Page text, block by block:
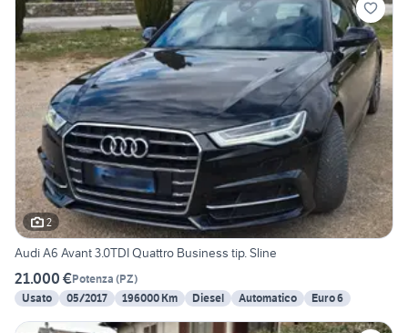
2
Audi A6 Avant 3.0TDI Quattro Business tip. Sline
21.000 €Potenza (PZ)
Usato
05/2017 196000 Km Diesel Automatico Euro 6